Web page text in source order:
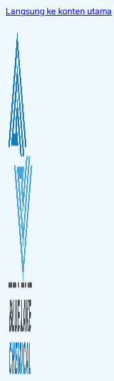
Langsung ke konten utama